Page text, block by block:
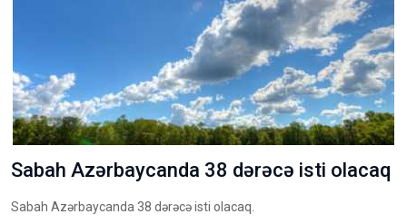
Sabah Azərbaycanda 38 dərəcə isti olacaq
Sabah Azərbaycanda 38 dərəcə isti olacaq.